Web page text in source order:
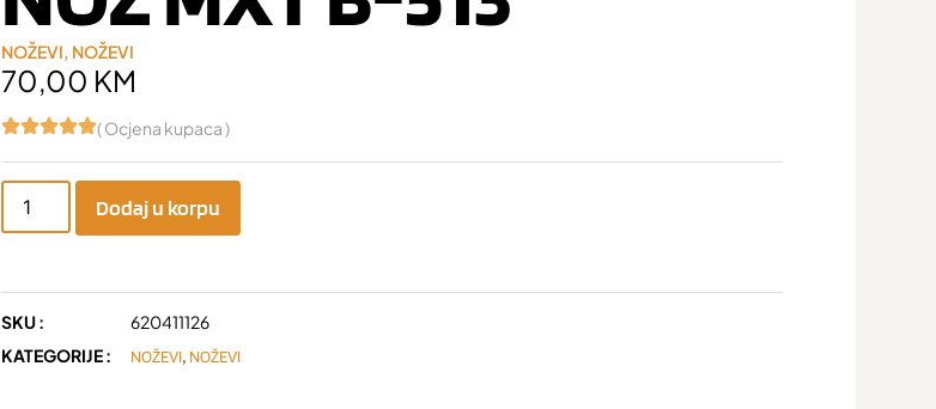
NOŽEVI, NOŽEVI
70,00 KM
( Ocjena kupaca )
Dodaj u korpu
SKU :
620411126
KATEGORIJE :
NOŽEVI, NOŽEVI